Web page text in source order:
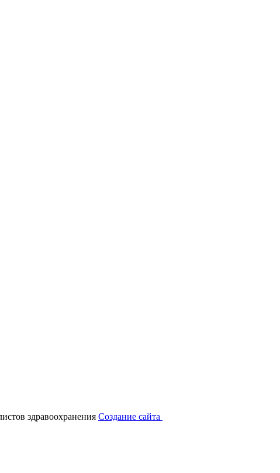
здравоохранения Создание сайта